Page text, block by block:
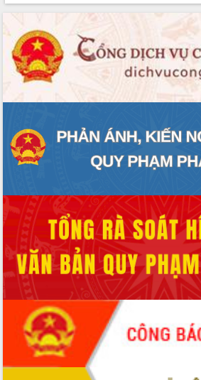
VĂN BẢN HĐND TỈNH
ĐIỂM TIN VĂN BẢN